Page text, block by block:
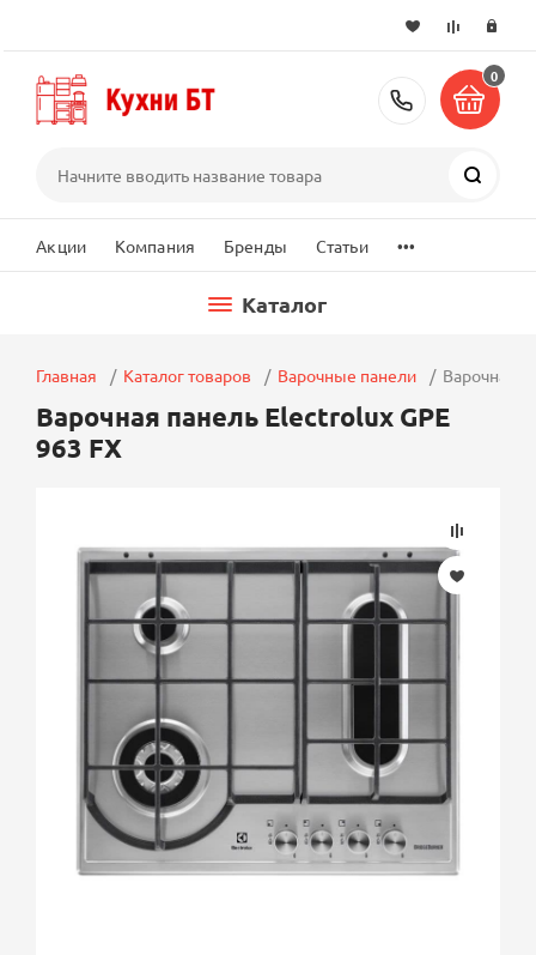
+7 (495)
0
Акции Компания Бренды Статьи ...
Каталог
Главная Каталог товаров Варочные панели Варочная
Варочная панель Electrolux GPE
963 FX